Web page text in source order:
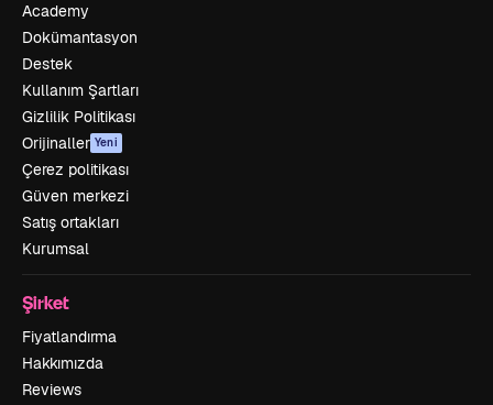
Academy
Dokümantasyon
Destek
Kullanım Şartları
Gizlilik Politikası
Orijinaller Yeni
Çerez politikası
Güven merkezi
Satış ortakları
Kurumsal
Şirket
Fiyatlandırma
Hakkımızda
Reviews